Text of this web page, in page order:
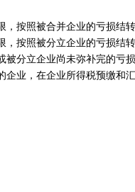
按照被合并企业的亏损结转
按照被分立企业的亏损结转
立企业尚未弥补完的亏损
，在企业所得税预缴和汇
总